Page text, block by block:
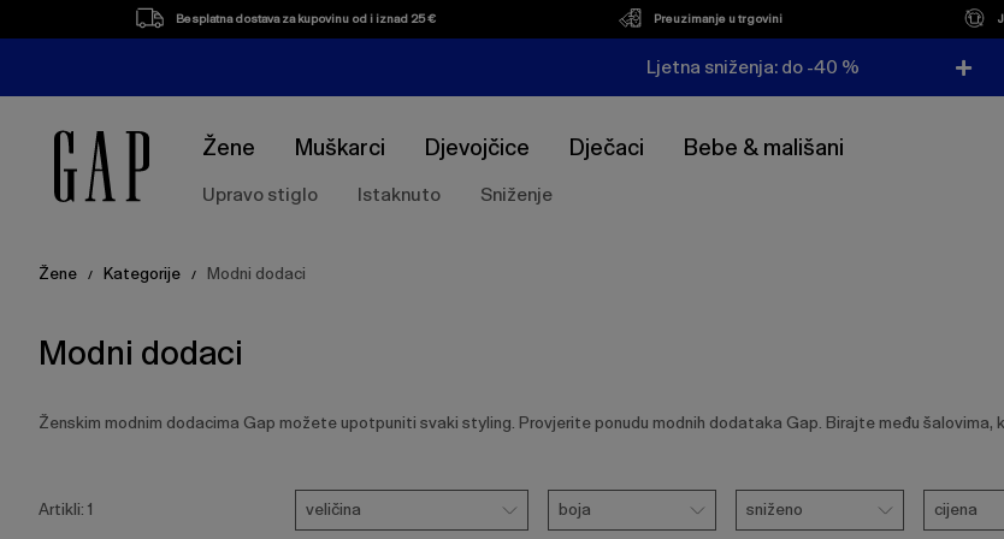
Besplatna dostava za kupovinu od i iznad 25 € Preuzimanje u trgovini
Ljetna sniženja: do -40 %
Žene Muškarci Djevojčice Dječaci Bebe & mališani
Upravo stiglo Istaknuto Sniženje
Žene / Kategorije / Modni dodaci
Modni dodaci
Ženskim modnim dodacima Gap možete upotpuniti svaki styling. Provjerite ponudu modnih dodataka Gap. Birajte među šalovima,
tipku
Artikli: 1
Veličina
veličina
Boja
boja
Sniženo
sniženo
Cijena
cijena
Popis
proizvoda